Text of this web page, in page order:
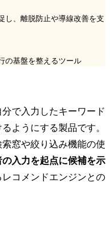
し、離脱防止や導線改善を支
の基盤を整えるツール
で入力したキーワード
ようにする製品です。
窓や絞り込み機能の使
の入力を起点に候補を示
コメンドエンジンとの